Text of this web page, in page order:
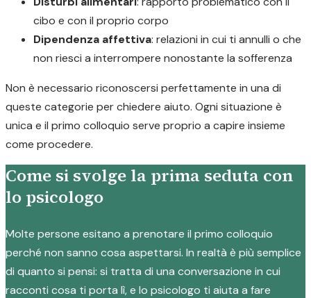
cibo e con il proprio corpo
Dipendenza affettiva: relazioni in cui ti annulli o che
non riesci a interrompere nonostante la sofferenza
Non è necessario riconoscersi perfettamente in una di
queste categorie per chiedere aiuto. Ogni situazione è
unica e il primo colloquio serve proprio a capire insieme
come procedere.
Come si svolge la prima seduta con
lo psicologo
Molte persone esitano a prenotare il primo colloquio
perché non sanno cosa aspettarsi. In realtà è più semplice
di quanto si pensi: si tratta di una conversazione in cui
racconti cosa ti porta lì, e lo psicologo ti aiuta a fare